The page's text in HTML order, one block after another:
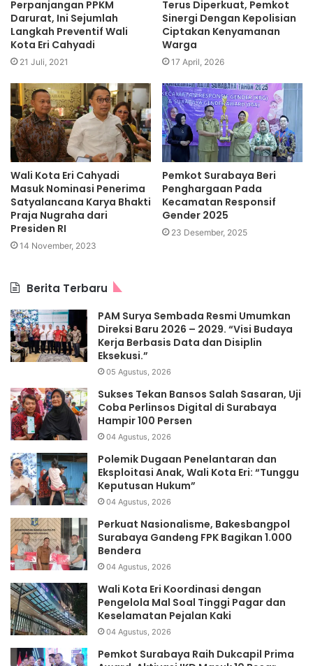
Perpanjangan PPKM
Darurat, Ini Sejumlah
Langkah Preventif Wali
Kota Eri Cahyadi
21 Juli, 2021
Terus Diperkuat, Pemkot
Sinergi Dengan Kepolisian
Ciptakan Kenyamanan
Warga
17 April, 2026
Wali Kota Eri Cahyadi
Masuk Nominasi Penerima
Satyalancana Karya Bhakti
Praja Nugraha dari
Presiden RI
14 November, 2023
Pemkot Surabaya Beri
Penghargaan Pada
Kecamatan Responsif
Gender 2025
23 Desember, 2025
Berita Terbaru
PAM Surya Sembada Resmi Umumkan
Direksi Baru 2026 – 2029. “Visi Budaya
Kerja Berbasis Data dan Disiplin
Eksekusi.”
05 Agustus, 2026
Sukses Tekan Bansos Salah Sasaran, Uji
Coba Perlinsos Digital di Surabaya
Hampir 100 Persen
04 Agustus, 2026
Polemik Dugaan Penelantaran dan
Eksploitasi Anak, Wali Kota Eri: “Tunggu
Keputusan Hukum”
04 Agustus, 2026
Perkuat Nasionalisme, Bakesbangpol
Surabaya Gandeng FPK Bagikan 1.000
Bendera
04 Agustus, 2026
Wali Kota Eri Koordinasi dengan
Pengelola Mal Soal Tinggi Pagar dan
Keselamatan Pejalan Kaki
04 Agustus, 2026
Pemkot Surabaya Raih Dukcapil Prima